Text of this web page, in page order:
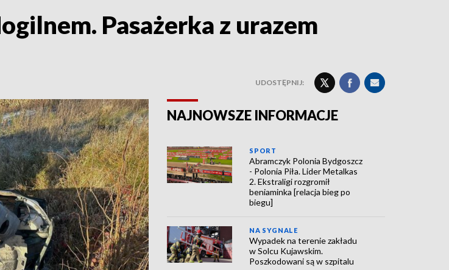
Pasażerka z urazem
UDOSTĘPNIJ:
NAJNOWSZE INFORMACJE
SPORT
Abramczyk Polonia Bydgoszcz
- Polonia Piła. Lider Metalkas
2. Ekstraligi rozgromił
beniaminka [relacja bieg po
biegu]
NA SYGNALE
Wypadek na terenie zakładu
w Solcu Kujawskim.
Poszkodowani są w szpitalu